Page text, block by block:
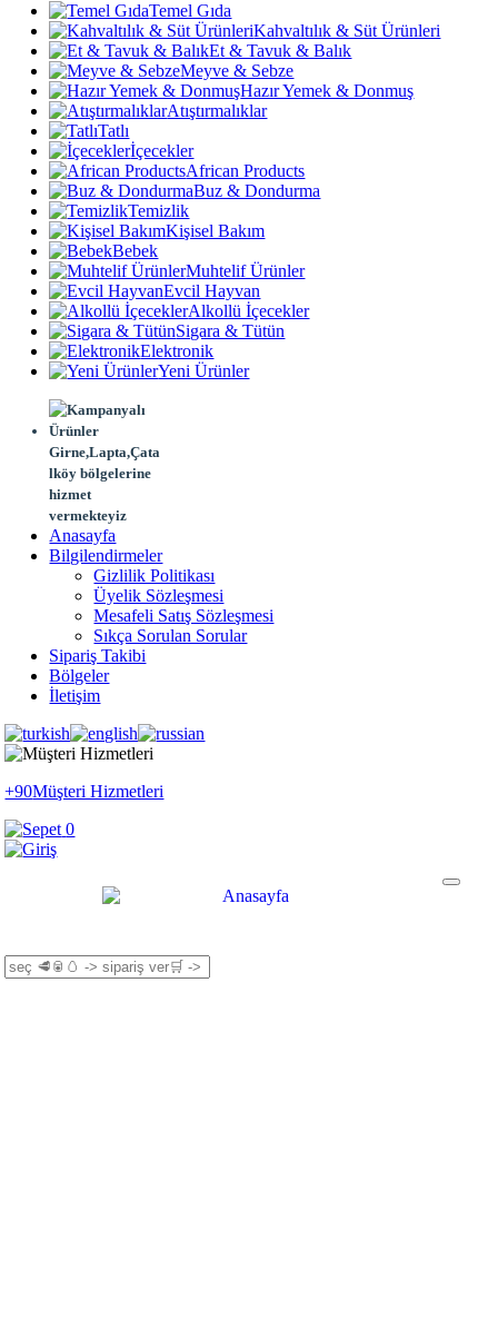
Temel Gıda
Kahvaltılık & Süt Ürünleri
Et & Tavuk & Balık
Meyve & Sebze
Hazır Yemek & Donmuş
Atıştırmalıklar
Tatlı
İçecekler
African Products
Buz & Dondurma
Temizlik
Kişisel Bakım
Bebek
Muhtelif Ürünler
Evcil Hayvan
Alkollü İçecekler
Sigara & Tütün
Elektronik
Yeni Ürünler
Girne,Lapta,Çata
lköy bölgelerine
hizmet
vermekteyiz
Anasayfa
Bilgilendirmeler
Gizlilik Politikası
Üyelik Sözleşmesi
Mesafeli Satış Sözleşmesi
Sıkça Sorulan Sorular
Sipariş Takibi
Bölgeler
İletişim
+90Müşteri Hizmetleri
0